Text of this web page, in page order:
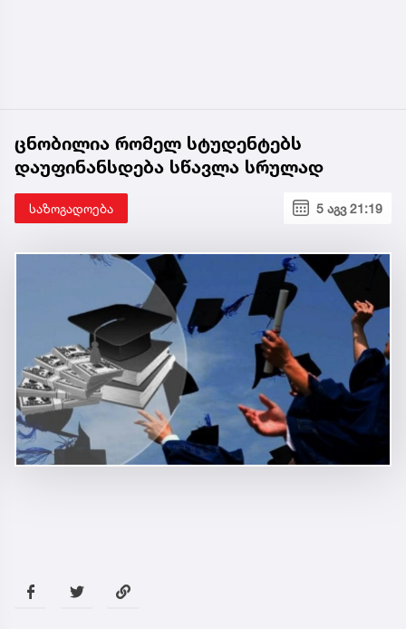
ცნობილია რომელ სტუდენტებს
დაუფინანსდება სწავლა სრულად
საზოგადოება 5 აგვ 21:19